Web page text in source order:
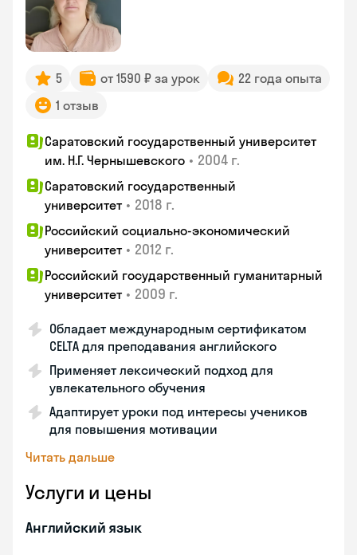
5 от 1590 ₽ за урок
22 года опыта
1 отзыв
Саратовский государственный университет
им. Н.Г. Чернышевского • 2004 г.
Саратовский государственный
университет • 2018 г.
Российский социально-экономический
университет • 2012 г.
Российский государственный гуманитарный
университет • 2009 г.
Обладает международным сертификатом
CELTA для преподавания английского
Применяет лексический подход для
увлекательного обучения
Адаптирует уроки под интересы учеников
для повышения мотивации
Читать дальше
Услуги и цены
Английский язык